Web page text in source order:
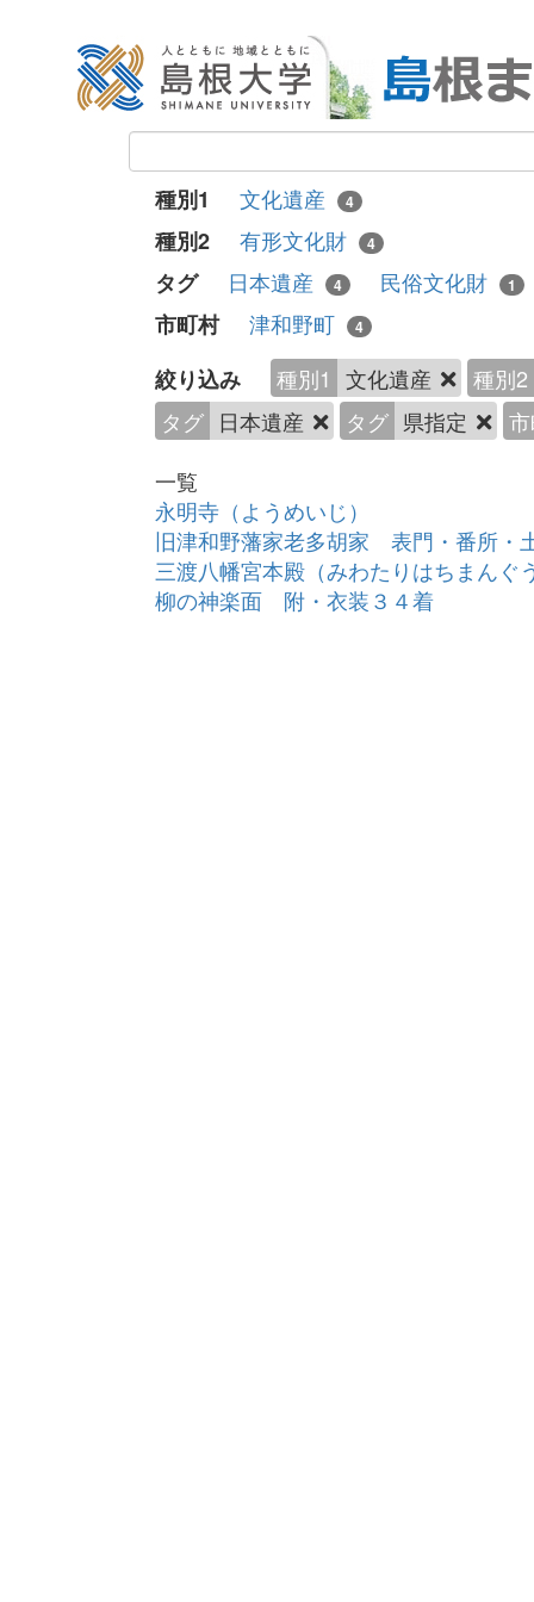
種別1 文化遺産 4
種別2 有形文化財 4
タグ 日本遺産 4 民俗文化財 1
市町村 津和野町 4
絞り込み 種別1 文化遺産
種別2
タグ 日本遺産 タグ 県指定
一覧
永明寺（ようめいじ）
旧津和野藩家老多胡家 表門・番所・
三渡八幡宮本殿（みわたりはちまんぐ
柳の神楽面 附・衣装３４着